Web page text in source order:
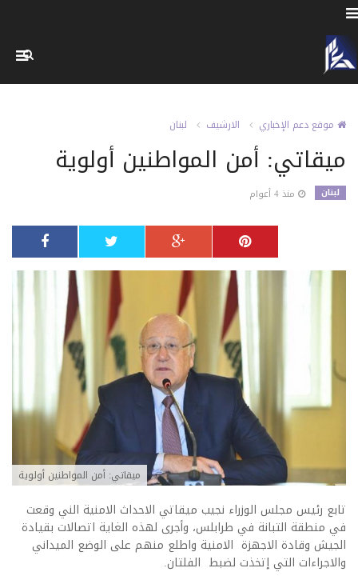
موقع دعم الإخباري الارشيف لبنان
ميقاتي: أمن المواطنين أولوية
لبنان منذ 4 أعوام
ميقاتي: أمن المواطنين أولوية
تابع رئيس مجلس الوزراء نجيب ميقاتي الاحداث الامنية الني وقعت
في منطقة التبانة في طرابلس، وأجرى لهذه الغاية اتصالات بقيادة
الجيش وقادة الاجهزة الامنية واطلع منهم على الوضع الميداني
والاجراءات التي إتخذت لضبط الفلتان.